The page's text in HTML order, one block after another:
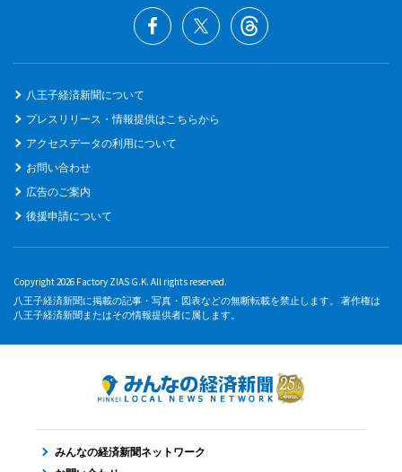
八王子経済新聞について
プレスリリース・情報提供はこちらから
アクセスデータの利用について
お問い合わせ
広告のご案内
後援申請について
Copyright 2026 Factory ZIAS G.K. All rights reserved.
八王子経済新聞に掲載の記事・写真・図表などの無断転載を禁止します。 著作権は
八王子経済新聞またはその情報提供者に属します。
みんなの経済新聞ネットワーク